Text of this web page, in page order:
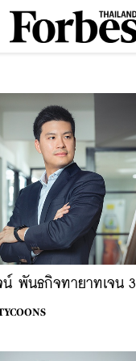
พันธกิจทายาทเจน 3